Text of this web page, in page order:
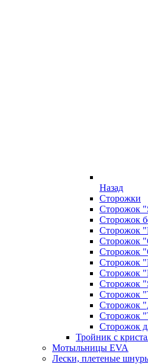
Назад
Сторожки
Сторожок
Сторожок
Сторожок
Сторожок
Сторожок
Сторожок
Сторожок
Сторожок
Сторожок
Сторожок
Сторожок
Сторожок
Тройник с
Мотыльницы EVA
Лески, плетеные